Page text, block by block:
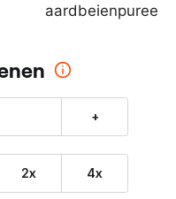
z
a
r
r
aardbeienpuree
+
2x 4x